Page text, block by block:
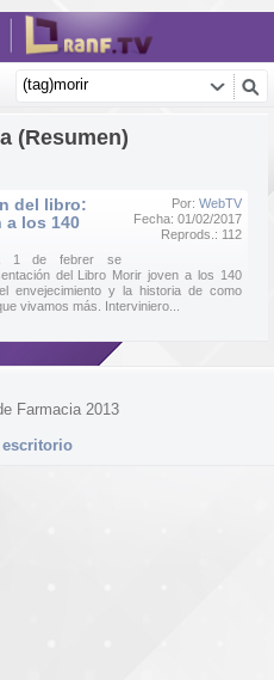
(Resumen)
Por: WebTV
Fecha: 01/02/2017
Reprods.: 112
del libro:
a los 140
1 de febrer se
del Libro Morir joven a los 140
envejecimiento y la historia de como
vivamos más. Interviniero...
Farmacia 2013